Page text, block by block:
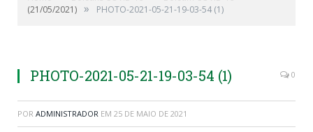
(21/05/2021) » PHOTO-2021-05-21-19-03-54 (1)
PHOTO-2021-05-21-19-03-54 (1) 0
POR ADMINISTRADOR EM 25 DE MAIO DE 2021